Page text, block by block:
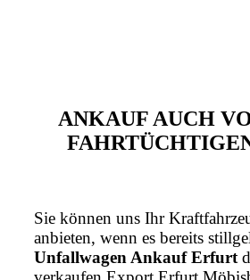
ANKAUF AUCH
Sie können uns Ihr
anbieten, wenn es bereits
Unfallwagen Ankauf Erfurt